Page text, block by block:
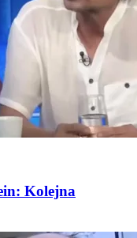
Kolejna